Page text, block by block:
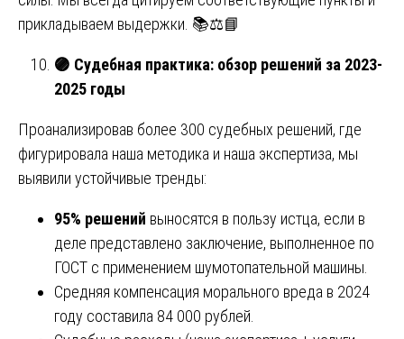
прикладываем выдержки. 📚⚖️📘
🟣 Судебная практика: обзор решений за 2023-
2025 годы
Проанализировав более 300 судебных решений, где
фигурировала наша методика и наша экспертиза, мы
выявили устойчивые тренды:
95% решений выносятся в пользу истца, если в
деле представлено заключение, выполненное по
ГОСТ с применением шумотопательной машины.
Средняя компенсация морального вреда в 2024
году составила 84 000 рублей.